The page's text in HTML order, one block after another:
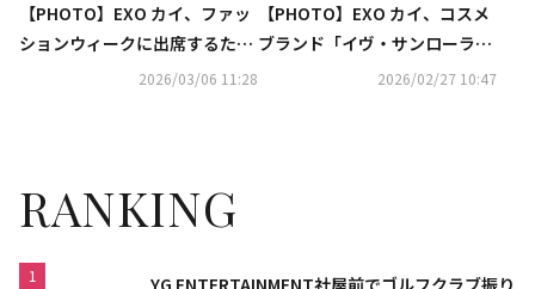
【PHOTO】EXO カイ、ファッ
ションウィークに出席するため
2026/03/06 11:28
【PHOTO】EXO カイ、コスメ
ブランド「イヴ・サンローラ
ン・ボーテ」のイベントに出席
2026/02/27 10:47
RANKING
1 YG ENTERTAINMENT社屋前でゴルフクラブ振り